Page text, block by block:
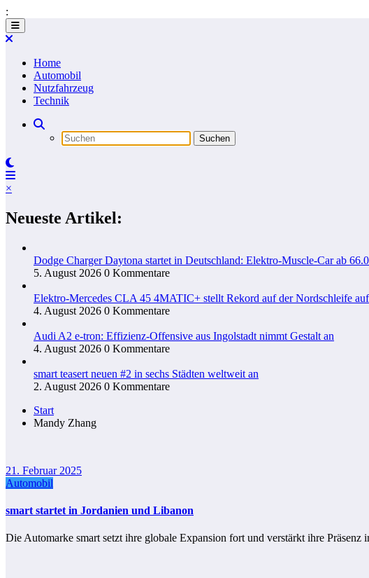
:
Zum
Inhalt
Home
Automobil
Nutzfahrzeug
Technik
×
Neueste Artikel:
Dodge Charger Daytona startet in Deutschland: Elektro-Muscle-Car ab
5. August 2026 0 Kommentare
Elektro-Mercedes CLA 45 4MATIC+ stellt Rekord auf der Nordschleife auf
4. August 2026 0 Kommentare
Audi A2 e-tron: Effizienz-Offensive aus Ingolstadt nimmt Gestalt an
4. August 2026 0 Kommentare
smart teasert neuen #2 in sechs Städten weltweit an
2. August 2026 0 Kommentare
Start
Mandy Zhang
21. Februar 2025
Automobil
smart startet in Jordanien und Libanon
Die Automarke smart setzt ihre globale Expansion fort und verstärkt ihre